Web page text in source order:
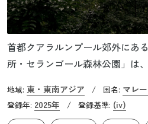
首都クアラルンプール郊外にあ
所・セランゴール森林公園」は
化した土地でした。1920年代に
取り組みが始められ、フタバガ
地域: 東・東南アジア / 国名: マレ
登録年: 2025年 / 登録基準: (iv)